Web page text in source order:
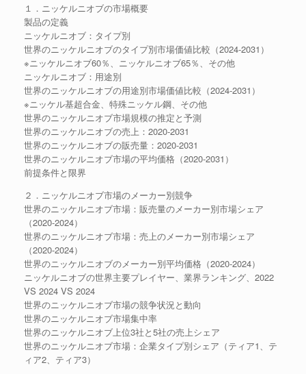
１．ニッケルニオブの市場概要
製品の定義
ニッケルニオブ：タイプ別
世界のニッケルニオブのタイプ別市場価値比較（2024-2031）
※ニッケルニオブ60％、ニッケルニオブ65％、その他
ニッケルニオブ：用途別
世界のニッケルニオブの用途別市場価値比較（2024-2031）
※ニッケル基超合金、特殊ニッケル鋼、その他
世界のニッケルニオブ市場規模の推定と予測
世界のニッケルニオブの売上：2020-2031
世界のニッケルニオブの販売量：2020-2031
世界のニッケルニオブ市場の平均価格（2020-2031）
前提条件と限界
２．ニッケルニオブ市場のメーカー別競争
世界のニッケルニオブ市場：販売量のメーカー別市場シェア
（2020-2024）
世界のニッケルニオブ市場：売上のメーカー別市場シェア
（2020-2024）
世界のニッケルニオブのメーカー別平均価格（2020-2024）
ニッケルニオブの世界主要プレイヤー、業界ランキング、2022
VS 2024 VS 2024
世界のニッケルニオブ市場の競争状況と動向
世界のニッケルニオブ市場集中率
世界のニッケルニオブ上位3社と5社の売上シェア
世界のニッケルニオブ市場：企業タイプ別シェア（ティア1、テ
ィア2、ティア3）